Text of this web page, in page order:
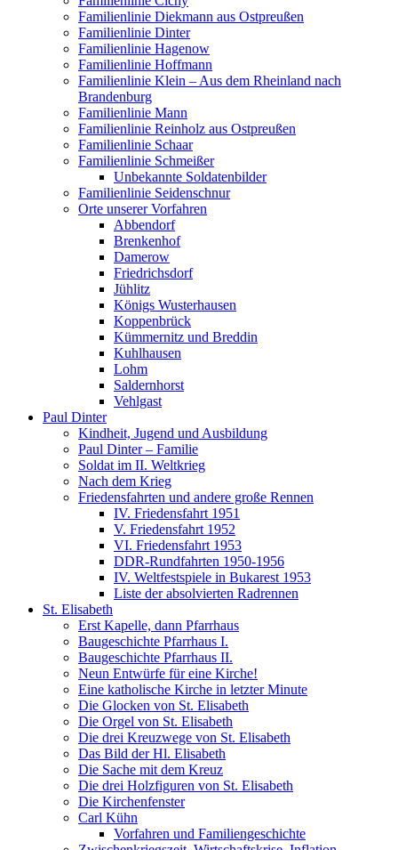
Familienlinie Diekmann aus Ostpreußen
Familienlinie Dinter
Familienlinie Hagenow
Familienlinie Hoffmann
Familienlinie Klein – Aus dem Rheinland nach
Brandenburg
Familienlinie Mann
Familienlinie Reinholz aus Ostpreußen
Familienlinie Schaar
Familienlinie Schmeißer
Unbekannte Soldatenbilder
Familienlinie Seidenschnur
Orte unserer Vorfahren
Abbendorf
Brenkenhof
Damerow
Friedrichsdorf
Jühlitz
Königs Wusterhausen
Koppenbrück
Kümmernitz und Breddin
Kuhlhausen
Lohm
Saldernhorst
Vehlgast
Paul Dinter
Kindheit, Jugend und Ausbildung
Paul Dinter – Familie
Soldat im II. Weltkrieg
Nach dem Krieg
Friedensfahrten und andere große Rennen
IV. Friedensfahrt 1951
V. Friedensfahrt 1952
VI. Friedensfahrt 1953
DDR-Rundfahrten 1950-1956
IV. Weltfestspiele in Bukarest 1953
Liste der absolvierten Radrennen
St. Elisabeth
Erst Kapelle, dann Pfarrhaus
Baugeschichte Pfarrhaus I.
Baugeschichte Pfarrhaus II.
Neun Entwürfe für eine Kirche!
Eine katholische Kirche in letzter Minute
Die Glocken von St. Elisabeth
Die Orgel von St. Elisabeth
Die drei Kreuzwege von St. Elisabeth
Das Bild der Hl. Elisabeth
Die Sache mit dem Kreuz
Die drei Holzfiguren von St. Elisabeth
Die Kirchenfenster
Carl Kühn
Vorfahren und Familiengeschichte